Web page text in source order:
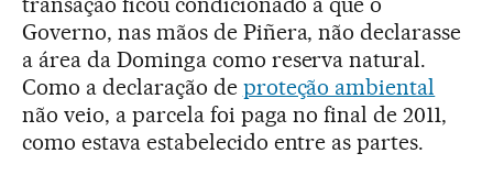
Governo, nas mãos de Piñera, não declarasse
a área da Dominga como reserva natural.
Como a declaração de proteção ambiental
não veio, a parcela foi paga no final de 2011,
como estava estabelecido entre as partes.